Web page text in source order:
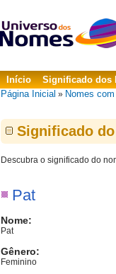
Início
Significado dos
Página Inicial » Nomes
Significado
Descubra o significado do
Pat
Nome:
Pat
Gênero:
Feminino